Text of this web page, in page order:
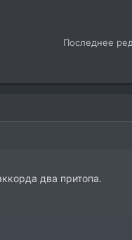
Последнее
два притопа.